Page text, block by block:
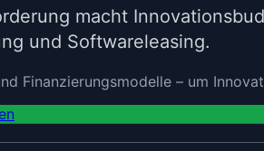
macht
und Softwareleasing.
Finanzierungsmodelle – um